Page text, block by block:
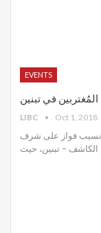
EVENTS
في تبنين
LIBC Oct 1, 2018
نسيب فواز على شرف